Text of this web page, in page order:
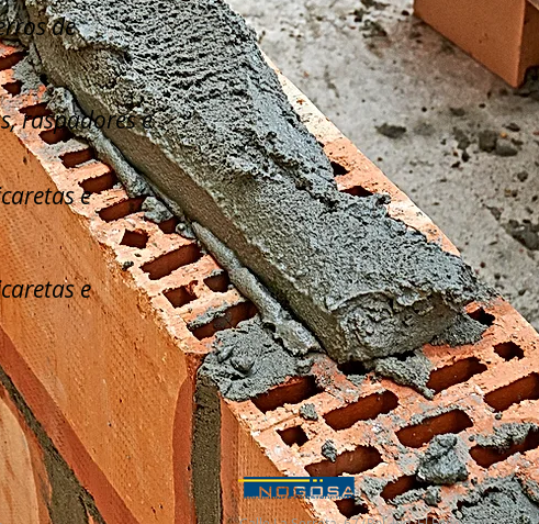
de
raspadores e
e
e